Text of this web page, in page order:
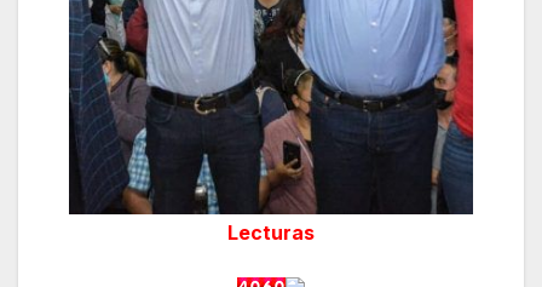
Lecturas